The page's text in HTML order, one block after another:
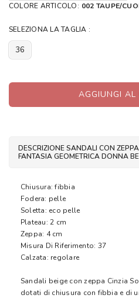
COLORE ARTICOLO: 002 TAUPE/
SELEZIONA LA TAGLIA :
36
AGGIUNGI AL
DESCRIZIONE SANDALI CON
FANTASIA GEOMETRICA DONNA
Chiusura: fibbia
Fodera: pelle
Soletta: eco pelle
Plateau: 2 cm
Zeppa: 4 cm
Misura Di Riferimento: 37
Calzata: regolare
Sandali beige con zeppa Cinzia
dotati di chiusura con fibbia e di